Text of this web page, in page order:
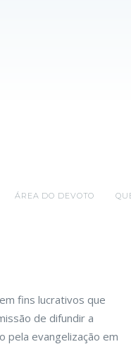
ÁREA DO DEVOTO
fins lucrativos que
de difundir a
pela evangelização em